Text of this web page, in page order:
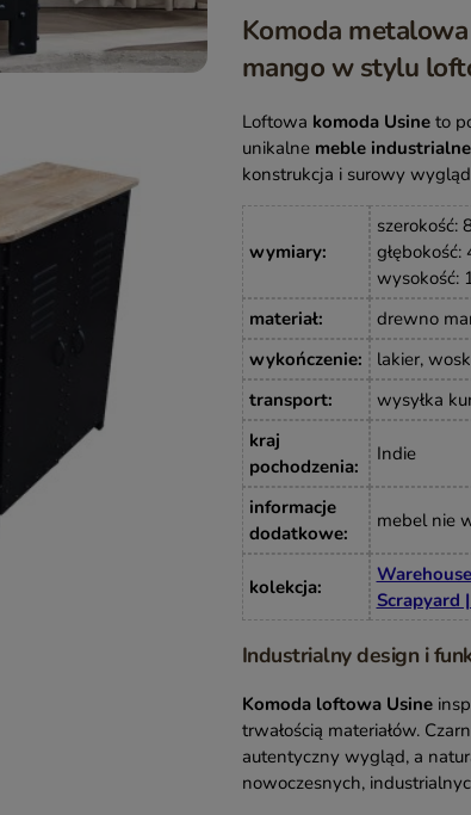
Komoda
mango w stylu
Loftowa komoda Usineto
unikalne meble industrialne
konstrukcja i surowy
wymiary:
szerokość:
głębokość:
wysokość:
materiał:
drewno
wykończenie:
lakier,
transport:
wysyłka
kraj
pochodzenia:
Indie
informacje
dodatkowe:
mebel nie
kolekcja:
Scrapyard
Industrialny design i
Komoda loftowa Usine
trwałością materiałów.
autentyczny wygląd, a
nowoczesnych,